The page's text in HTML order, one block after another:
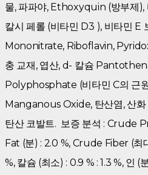
물, 파파야, Ethoxyquin (방부제),
칼시 페롤 (비타민 D3 ), 비타민 E
Mononitrate, Riboflavin,
충 교재, 엽산, d- 칼슘
Polyphosphate (비타민 C의 근
Manganous Oxide, 탄산염, 산화
탄산 코발트. 보증 분석 : Crude
Fat (분) : 2.0 %, Crude Fiber (최
%, 칼슘 (최소) : 0.9 % : 1.3 %, 인 (